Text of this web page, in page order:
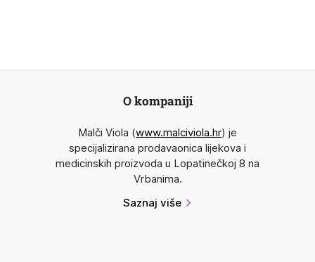
O kompaniji
Malči Viola (www.malciviola.hr) je
specijalizirana prodavaonica lijekova i
medicinskih proizvoda u Lopatinečkoj 8 na
Vrbanima.
Saznaj više